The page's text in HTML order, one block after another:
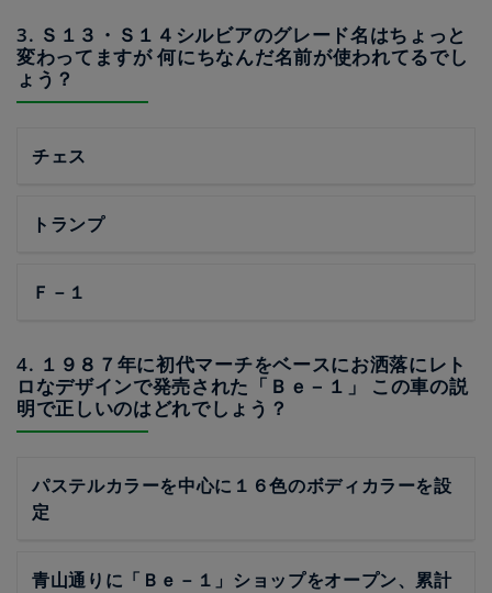
3. Ｓ１３・Ｓ１４シルビアのグレード名はちょっと
変わってますが 何にちなんだ名前が使われてるでし
ょう？
チェス
トランプ
Ｆ－１
4. １９８７年に初代マーチをベースにお洒落にレト
ロなデザインで発売された「Ｂｅ－１」 この車の説
明で正しいのはどれでしょう？
パステルカラーを中心に１６色のボディカラーを設
定
青山通りに「Ｂｅ－１」ショップをオープン、累計